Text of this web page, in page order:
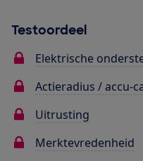
Testoordeel
Elektrische
Actieradius / accu-
Uitrusting
Merktevredenheid